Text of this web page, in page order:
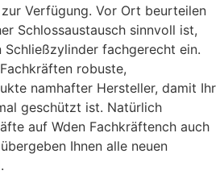
Verfügung. Vor Ort beurteilen
Schlossaustausch sinnvoll ist,
Schließzylinder fachgerecht ein.
robuste,
namhafter Hersteller, damit Ihr
geschützt ist. Natürlich
auf Wden Fachkräftench auch
Ihnen alle neuen